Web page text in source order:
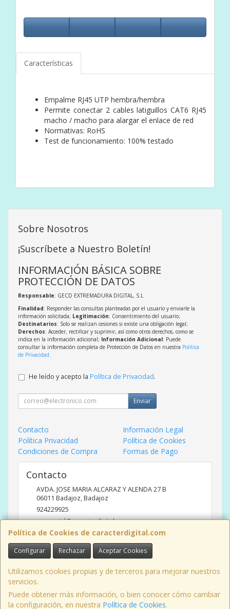
Características
Empalme RJ45 UTP hembra/hembra
Permite conectar 2 cables latiguillos CAT6 RJ45
macho / macho para alargar el enlace de red
Normativas: RoHS
Test de funcionamiento: 100% testado
Política de Cookies de caracterdigital.com
Configurar Rechazar Aceptar Cookies
Utilizamos cookies propias y de terceros para mejorar nuestros
servicios.
Puede obtener más información, o bien conocer cómo cambiar
la configuración, en nuestra Política de Cookies.
Sobre Nosotros
¡Suscríbete a Nuestro Boletín!
INFORMACIÓN BÁSICA SOBRE
PROTECCIÓN DE DATOS
Responsable: GECD EXTREMADURA DIGITAL, S.L
Finalidad: Responder las consultas planteadas por el usuario y enviarle la
información solicitada; Legitimación: Consentimiento del usuario;
Destinatarios: Solo se realizan cesiones si existe una obligación legal;
Derechos: Acceder, rectificar y suprimir, así como otros derechos, como se
indica en la información adicional; Información Adicional: Puede
consultar la información completa de Protección de Datos en nuestra Política
de Privacidad
He leído y acepto la Política de Privacidad.
Enviar
Contacto
Información Legal
Política Privacidad
Política de Cookies
Condiciones de Compra
Formas de Pago
Contacto
AVDA. JOSE MARIA ALCARAZ Y ALENDA 27 B
06011 Badajoz,Badajoz
924229925
comercial@caracterdigital.com
Horario
DE 10 A 14 HORAS DE MAÑANA, 17 A 20:30 HORAS TARDES